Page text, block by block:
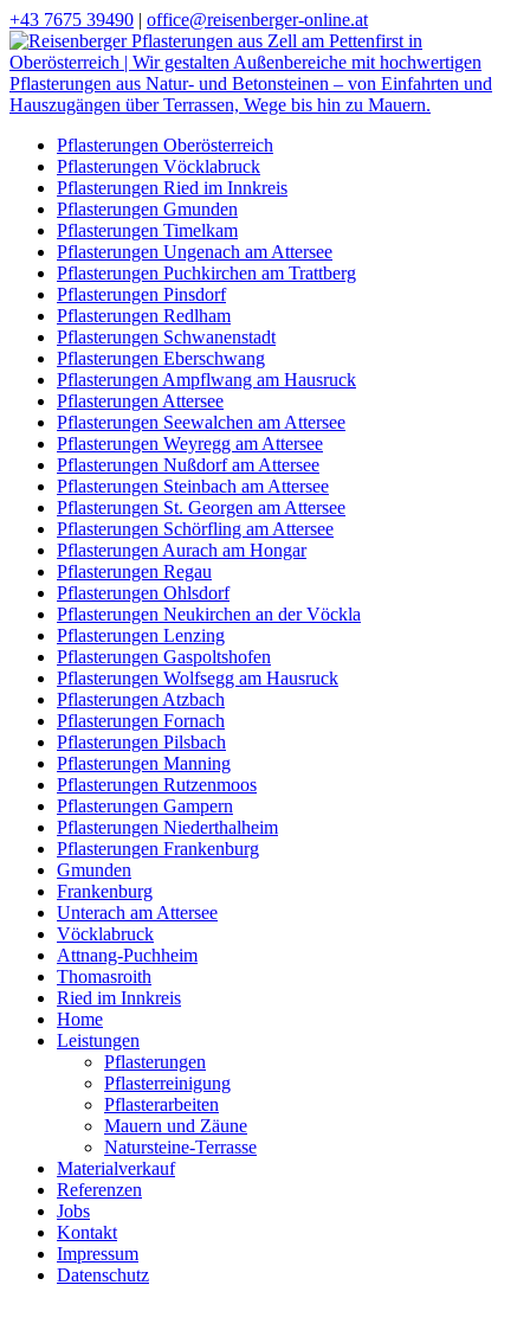
+43 7675 39490 | office@reisenberger-online.at
Pflasterungen Oberösterreich
Pflasterungen Vöcklabruck
Pflasterungen Ried im Innkreis
Pflasterungen Gmunden
Pflasterungen Timelkam
Pflasterungen Ungenach am Attersee
Pflasterungen Puchkirchen am Trattberg
Pflasterungen Pinsdorf
Pflasterungen Redlham
Pflasterungen Schwanenstadt
Pflasterungen Eberschwang
Pflasterungen Ampflwang am Hausruck
Pflasterungen Attersee
Pflasterungen Seewalchen am Attersee
Pflasterungen Weyregg am Attersee
Pflasterungen Nußdorf am Attersee
Pflasterungen Steinbach am Attersee
Pflasterungen St. Georgen am Attersee
Pflasterungen Schörfling am Attersee
Pflasterungen Aurach am Hongar
Pflasterungen Regau
Pflasterungen Ohlsdorf
Pflasterungen Neukirchen an der Vöckla
Pflasterungen Lenzing
Pflasterungen Gaspoltshofen
Pflasterungen Wolfsegg am Hausruck
Pflasterungen Atzbach
Pflasterungen Fornach
Pflasterungen Pilsbach
Pflasterungen Manning
Pflasterungen Rutzenmoos
Pflasterungen Gampern
Pflasterungen Niederthalheim
Pflasterungen Frankenburg
Gmunden
Frankenburg
Unterach am Attersee
Vöcklabruck
Attnang-Puchheim
Thomasroith
Ried im Innkreis
Home
Leistungen
Pflasterungen
Pflasterreinigung
Pflasterarbeiten
Mauern und Zäune
Natursteine-Terrasse
Materialverkauf
Referenzen
Jobs
Kontakt
Impressum
Datenschutz